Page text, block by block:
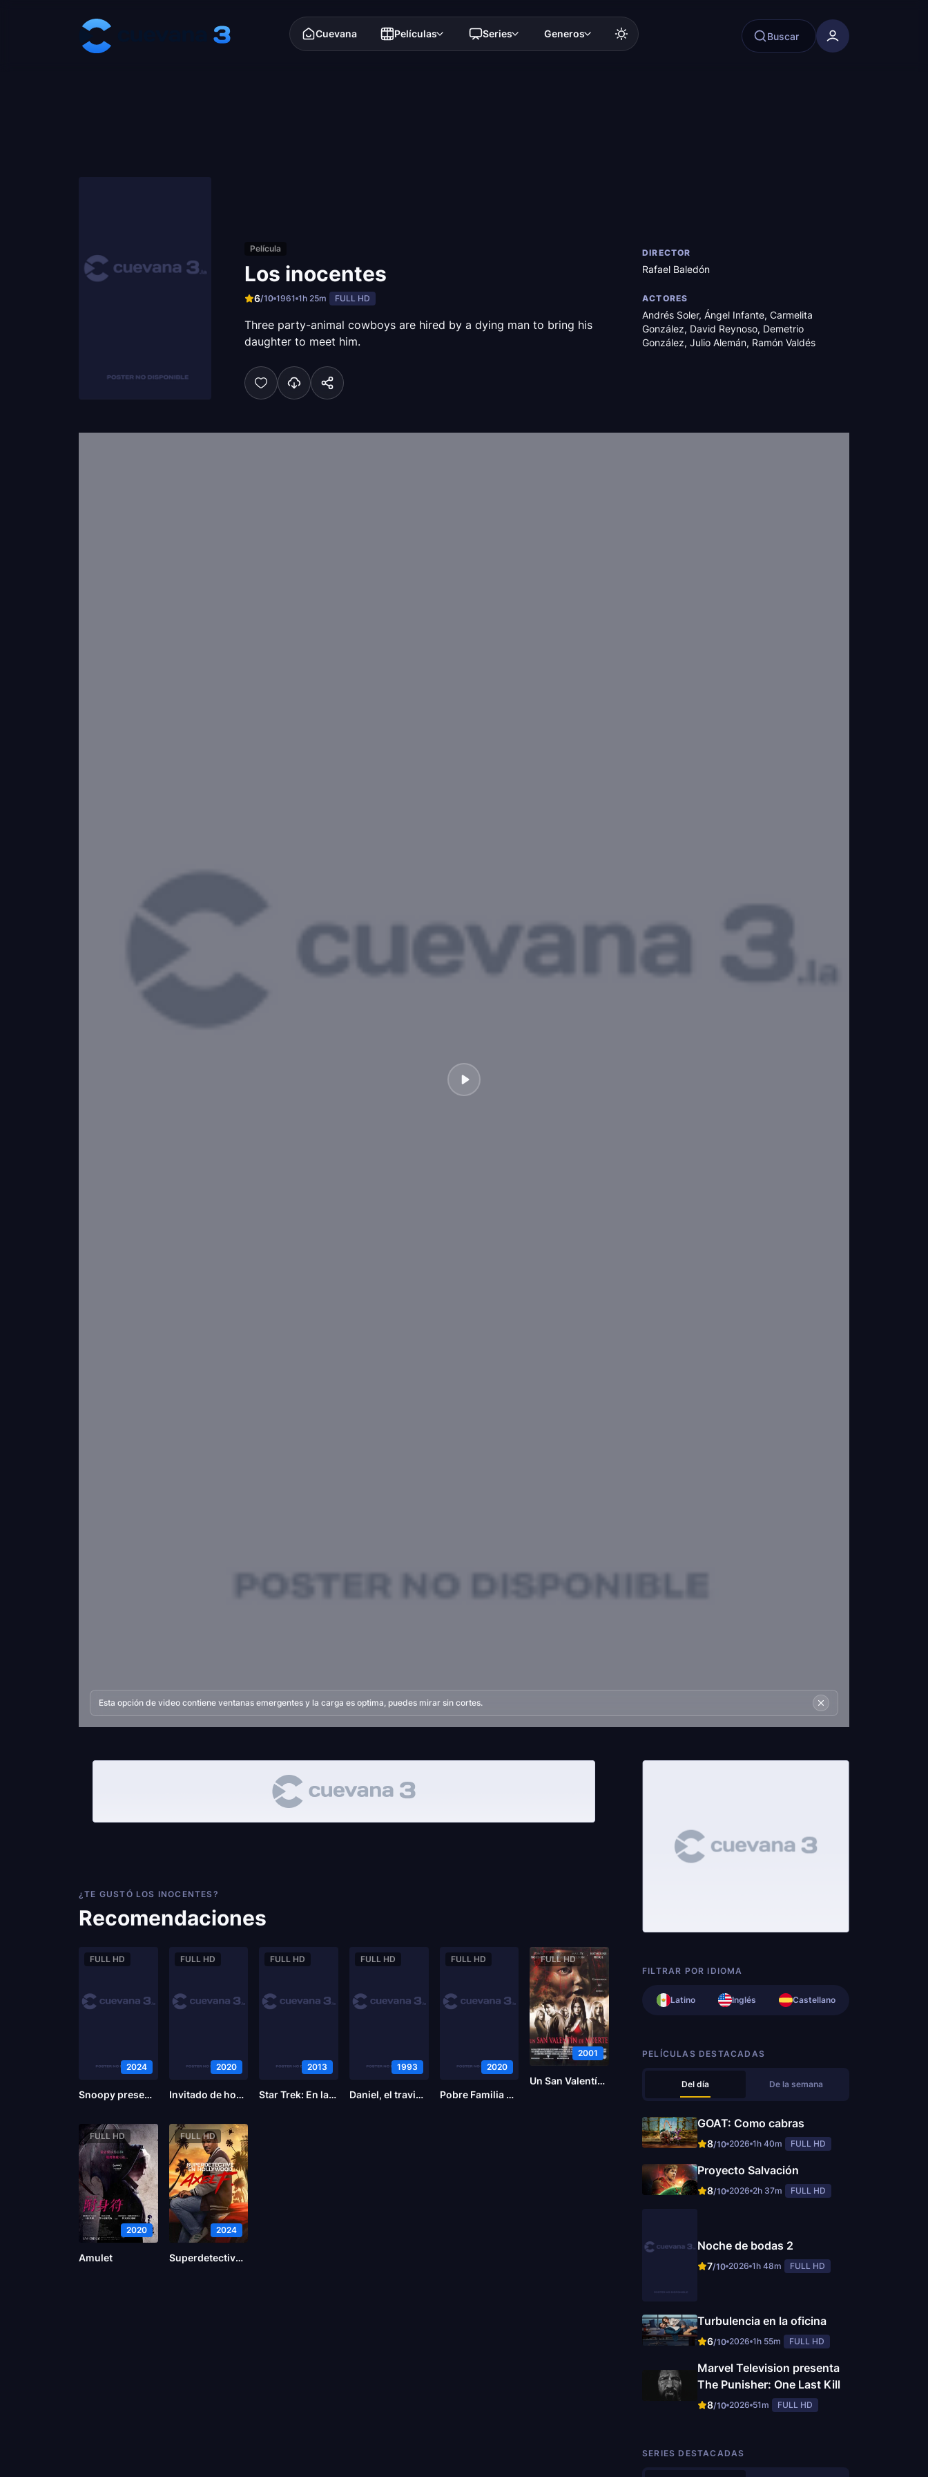
Cuevana Películas Series Generos Buscar
Película
Los inocentes
6/10 1961 1h 25m FULL HD
Three party-animal cowboys are hired by a dying man to bring his
daughter to meet him.
DIRECTOR
Rafael Baledón
ACTORES
Andrés Soler, Ángel Infante, Carmelita
González, David Reynoso, Demetrio
González, Julio Alemán, Ramón Valdés
Esta opción de video contiene ventanas emergentes y la carga es optima, puedes mirar sin cortes.
¿TE GUSTÓ LOS INOCENTES?
Recomendaciones
FULL HD
2024
Snoopy presenta: Bienvenido a la pandilla, Franklin
FULL HD
2020
Invitado de honor
FULL HD
2013
Star Trek: En la oscuridad
FULL HD
1993
Daniel, el travieso
FULL HD
2020
Pobre Familia Rica (Cuando La Suerte Se Acaba)
FULL HD
2001
Un San Valentín de muerte
FULL HD
2020
Amulet
FULL HD
2024
Superdetective en Hollywood: Axel F.
FILTRAR POR IDIOMA
Latino Inglés Castellano
PELÍCULAS DESTACADAS
Del día De la semana
GOAT: Como cabras
8/10 2026 1h 40m FULL HD
Proyecto Salvación
8/10 2026 2h 37m FULL HD
Noche de bodas 2
7/10 2026 1h 48m FULL HD
Turbulencia en la oficina
6/10 2026 1h 55m FULL HD
Marvel Television presenta
The Punisher: One Last Kill
8/10 2026 51m FULL HD
SERIES DESTACADAS